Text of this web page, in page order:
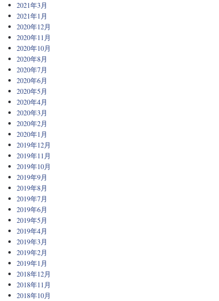
2021年3月
2021年1月
2020年12月
2020年11月
2020年10月
2020年8月
2020年7月
2020年6月
2020年5月
2020年4月
2020年3月
2020年2月
2020年1月
2019年12月
2019年11月
2019年10月
2019年9月
2019年8月
2019年7月
2019年6月
2019年5月
2019年4月
2019年3月
2019年2月
2019年1月
2018年12月
2018年11月
2018年10月